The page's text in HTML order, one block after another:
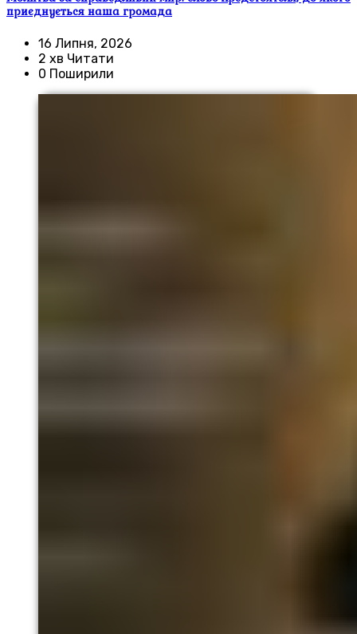
приєднується наша громада
16 Липня, 2026
2 хв Читати
0 Поширили